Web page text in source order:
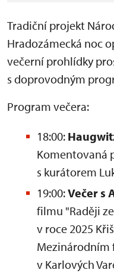
Tradiční projekt
Hradozámecká noc
večerní prohlídky
s doprovodným
Program večera:
18:00:
Komentovaná
s kurátorem
19:00:Večer s
filmu "Raději
v roce 2025
v Karlových